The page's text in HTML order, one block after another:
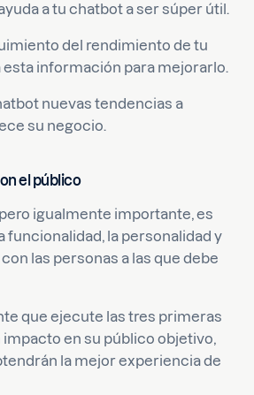
a tu chatbot a ser súper útil.
del rendimiento de tu
esta información para mejorarlo.
nuevas tendencias a
su negocio.
el público
igualmente importante, es
funcionalidad, la personalidad y
las personas a las que debe
que ejecute las tres primeras
impacto en su público objetivo,
la mejor experiencia de